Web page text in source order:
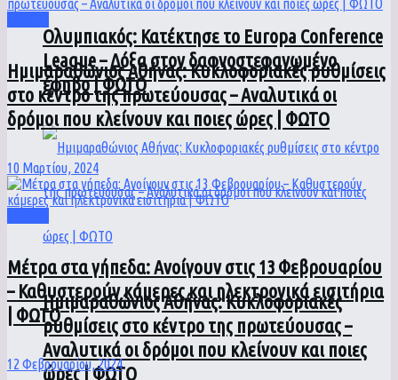
Ολυμπιακός: Κατέκτησε το Europa Conference
League – Δόξα στον δαφνοστεφανωμένο
έφηβο | ΦΩΤΟ
Ημιμαραθώνιος Αθήνας: Κυκλοφοριακές
ρυθμίσεις στο κέντρο της πρωτεύουσας –
Αναλυτικά οι δρόμοι που κλείνουν και ποιες
ώρες | ΦΩΤΟ
Ημιμαραθώνιος Αθήνας: Κυκλοφοριακές ρυθμίσεις
στο κέντρο της πρωτεύουσας – Αναλυτικά οι
δρόμοι που κλείνουν και ποιες ώρες | ΦΩΤΟ
10 Μαρτίου, 2024
Μέτρα στα γήπεδα: Ανοίγουν στις 13 Φεβρουαρίου
– Καθυστερούν κάμερες και ηλεκτρονικά εισιτήρια
| ΦΩΤΟ
12 Φεβρουαρίου, 2024